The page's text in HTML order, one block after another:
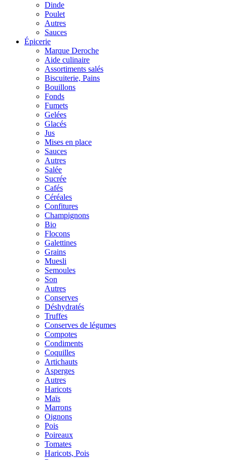
Dinde
Poulet
Autres
Sauces
Épicerie
Marque Deroche
Aide culinaire
Assortiments salés
Biscuiterie, Pains
Bouillons
Fonds
Fumets
Gelées
Glacés
Jus
Mises en place
Sauces
Autres
Salée
Sucrée
Cafés
Céréales
Confitures
Champignons
Bio
Flocons
Galettines
Grains
Muesli
Semoules
Son
Autres
Conserves
Déshydratés
Truffes
Conserves de légumes
Compotes
Condiments
Coquilles
Artichauts
Asperges
Autres
Haricots
Maïs
Marrons
Oignons
Pois
Poireaux
Tomates
Haricots, Pois